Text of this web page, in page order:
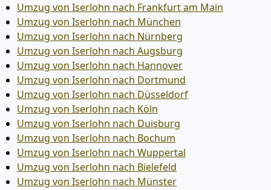
Umzug von Iserlohn nach Frankfurt am Main
Umzug von Iserlohn nach München
Umzug von Iserlohn nach Nürnberg
Umzug von Iserlohn nach Augsburg
Umzug von Iserlohn nach Hannover
Umzug von Iserlohn nach Dortmund
Umzug von Iserlohn nach Düsseldorf
Umzug von Iserlohn nach Köln
Umzug von Iserlohn nach Duisburg
Umzug von Iserlohn nach Bochum
Umzug von Iserlohn nach Wuppertal
Umzug von Iserlohn nach Bielefeld
Umzug von Iserlohn nach Münster